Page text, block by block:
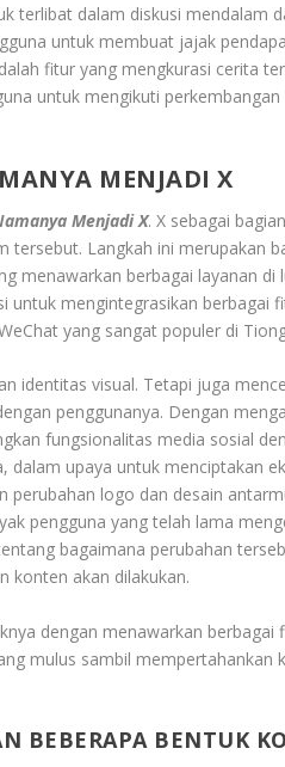
terlibat dalam diskusi mendalam
untuk membuat jajak
fitur yang mengkurasi cerita
untuk mengikuti
MENJADI X
Menjadi X. X sebagai
Langkah ini merupakan
menawarkan berbagai layanan di
untuk mengintegrasikan berbagai
yang sangat populer di
identitas visual. Tetapi juga
penggunanya. Dengan
fungsionalitas media sosial
dalam upaya untuk menciptakan
perubahan logo dan desain
pengguna yang telah lama
bagaimana perubahan
konten akan dilakukan.
dengan menawarkan
mulus sambil mempertahankan
BEBERAPA BENTUK